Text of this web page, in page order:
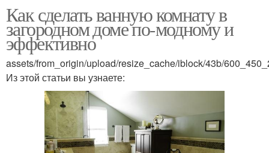
Как сделать ванную комнату в
загородном доме по-модному и
эффективно
assets/from_origin/upload/resize_cache/iblock/43b/
Из этой статьи вы узнаете: